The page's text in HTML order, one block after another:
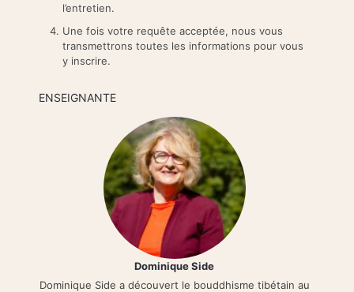
l’entretien.
Une fois votre requête acceptée, nous vous
transmettrons toutes les informations pour vous
y inscrire.
ENSEIGNANTE
Dominique Side
Dominique Side a découvert le bouddhisme tibétain au